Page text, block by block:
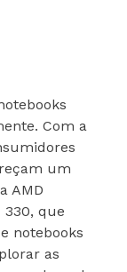
Com a
um
AMD
330, que
notebooks
as